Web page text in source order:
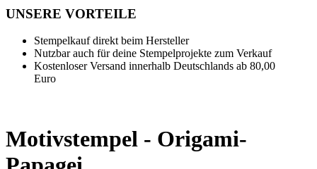
UNSERE VORTEILE
Stempelkauf direkt beim Hersteller
Nutzbar auch für deine Stempelprojekte zum Verkauf
Kostenloser Versand innerhalb Deutschlands ab 80,00
Euro
Motivstempel - Origami-